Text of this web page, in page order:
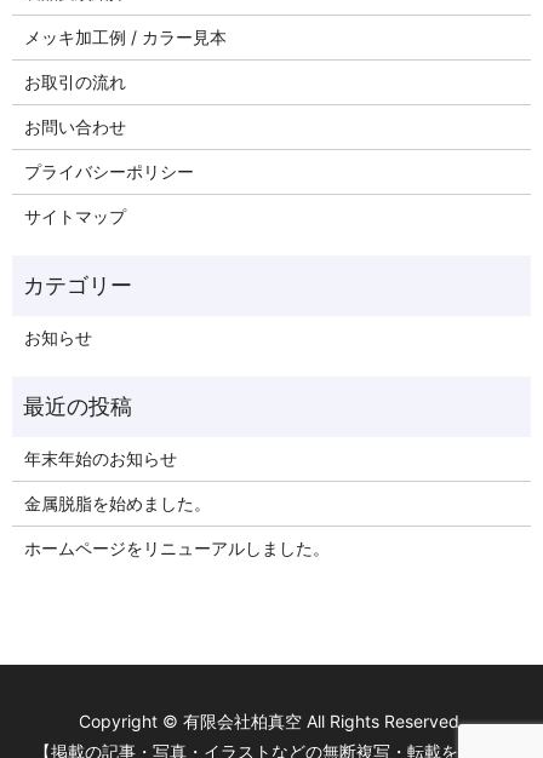
メッキ加工例 / カラー見本
お取引の流れ
お問い合わせ
プライバシーポリシー
サイトマップ
お知らせ
年末年始のお知らせ
金属脱脂を始めました。
ホームページをリニューアルしました。
Copyright © 有限会社柏真空 All Rights Reserved.
【掲載の記事・写真・イラストなどの無断複写・転載を禁じま